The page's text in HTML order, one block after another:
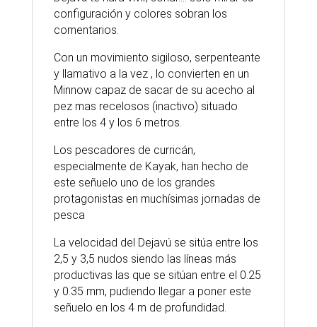
configuración y colores sobran los
comentarios.
Con un movimiento sigiloso, serpenteante
y llamativo a la vez , lo convierten en un
Minnow capaz de sacar de su acecho al
pez mas recelosos (inactivo) situado
entre los 4 y los 6 metros.
Los pescadores de curricán,
especialmente de Kayak, han hecho de
este señuelo uno de los grandes
protagonistas en muchísimas jornadas de
pesca
La velocidad del Dejavú se sitúa entre los
2,5 y 3,5 nudos siendo las líneas más
productivas las que se sitúan entre el 0.25
y 0.35 mm, pudiendo llegar a poner este
señuelo en los 4 m de profundidad.